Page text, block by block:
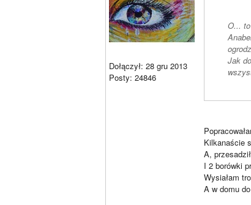
Dołączył: 28 gru 2013
Posty: 24846
O... to
Jak
Kilkanaście
A,
I 2 borówki
Wysiałam
A w domu